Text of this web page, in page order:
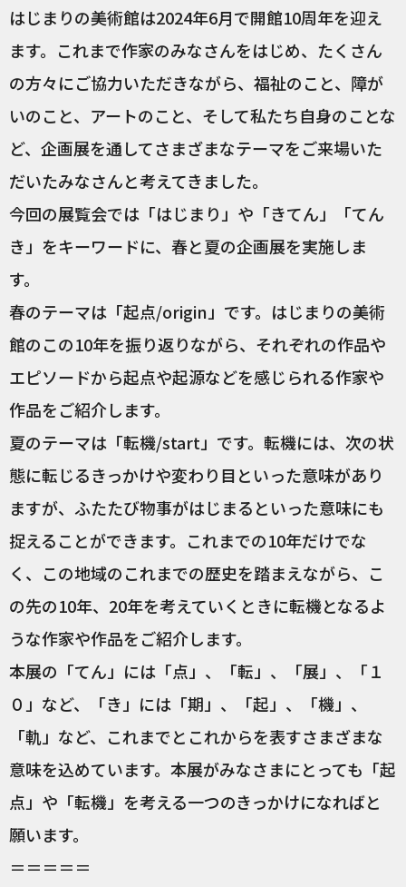
はじまりの美術館は2024年6月で開館10周年を迎え
ます。これまで作家のみなさんをはじめ、たくさん
の方々にご協力いただきながら、福祉のこと、障が
いのこと、アートのこと、そして私たち自身のことな
ど、企画展を通してさまざまなテーマをご来場いた
だいたみなさんと考えてきました。
今回の展覧会では「はじまり」や「きてん」「てん
き」をキーワードに、春と夏の企画展を実施しま
す。
春のテーマは「起点/origin」です。はじまりの美術
館のこの10年を振り返りながら、それぞれの作品や
エピソードから起点や起源などを感じられる作家や
作品をご紹介します。
夏のテーマは「転機/start」です。転機には、次の状
態に転じるきっかけや変わり目といった意味があり
ますが、ふたたび物事がはじまるといった意味にも
捉えることができます。これまでの10年だけでな
く、この地域のこれまでの歴史を踏まえながら、こ
の先の10年、20年を考えていくときに転機となるよ
うな作家や作品をご紹介します。
本展の「てん」には「点」、「転」、「展」、「１
０」など、「き」には「期」、「起」、「機」、
「軌」など、これまでとこれからを表すさまざまな
意味を込めています。本展がみなさまにとっても「起
点」や「転機」を考える一つのきっかけになればと
願います。
＝＝＝＝＝